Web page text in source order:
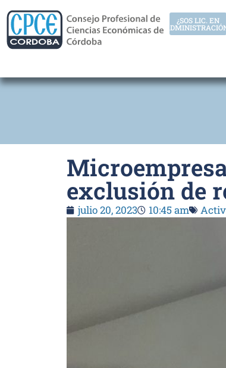
¿SOS LIC. EN
exclusión de
julio 20, 2023 10:45 am